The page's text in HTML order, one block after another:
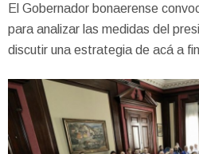
El Gobernador bonaerense
para analizar las medidas del
discutir una estrategia de acá a